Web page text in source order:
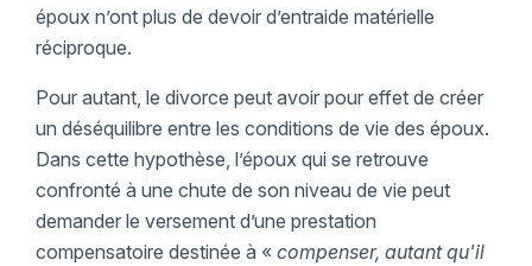
époux n’ont plus de devoir d’entraide matérielle
réciproque.
Pour autant, le divorce peut avoir pour effet de créer
un déséquilibre entre les conditions de vie des époux.
Dans cette hypothèse, l’époux qui se retrouve
confronté à une chute de son niveau de vie peut
demander le versement d’une prestation
compensatoire destinée à « compenser, autant qu'il